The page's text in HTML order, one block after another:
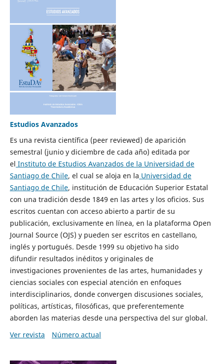
Estudios Avanzados
Es una revista científica (peer reviewed) de aparición
semestral (junio y diciembre de cada año) editada por
el Instituto de Estudios Avanzados de la Universidad de
Santiago de Chile, el cual se aloja en la Universidad de
Santiago de Chile, institución de Educación Superior Estatal
con una tradición desde 1849 en las artes y los oficios. Sus
escritos cuentan con acceso abierto a partir de su
publicación, exclusivamente en línea, en la plataforma Open
Journal Source (OJS) y pueden ser escritos en castellano,
inglés y portugués. Desde 1999 su objetivo ha sido
difundir resultados inéditos y originales de
investigaciones provenientes de las artes, humanidades y
ciencias sociales con especial atención en enfoques
interdisciplinarios, donde convergen discusiones sociales,
políticas, artísticas, filosóficas, que preferentemente
aborden las materias desde una perspectiva del sur global.
Ver revista
Número actual